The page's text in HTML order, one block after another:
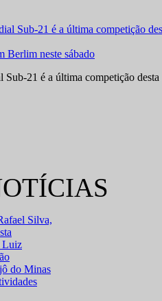
Berlim neste sábado
21 é a última competição